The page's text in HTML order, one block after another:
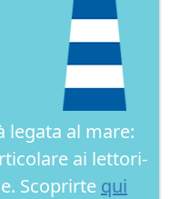
legata al mare:
ai lettori-
Scoprirte qui